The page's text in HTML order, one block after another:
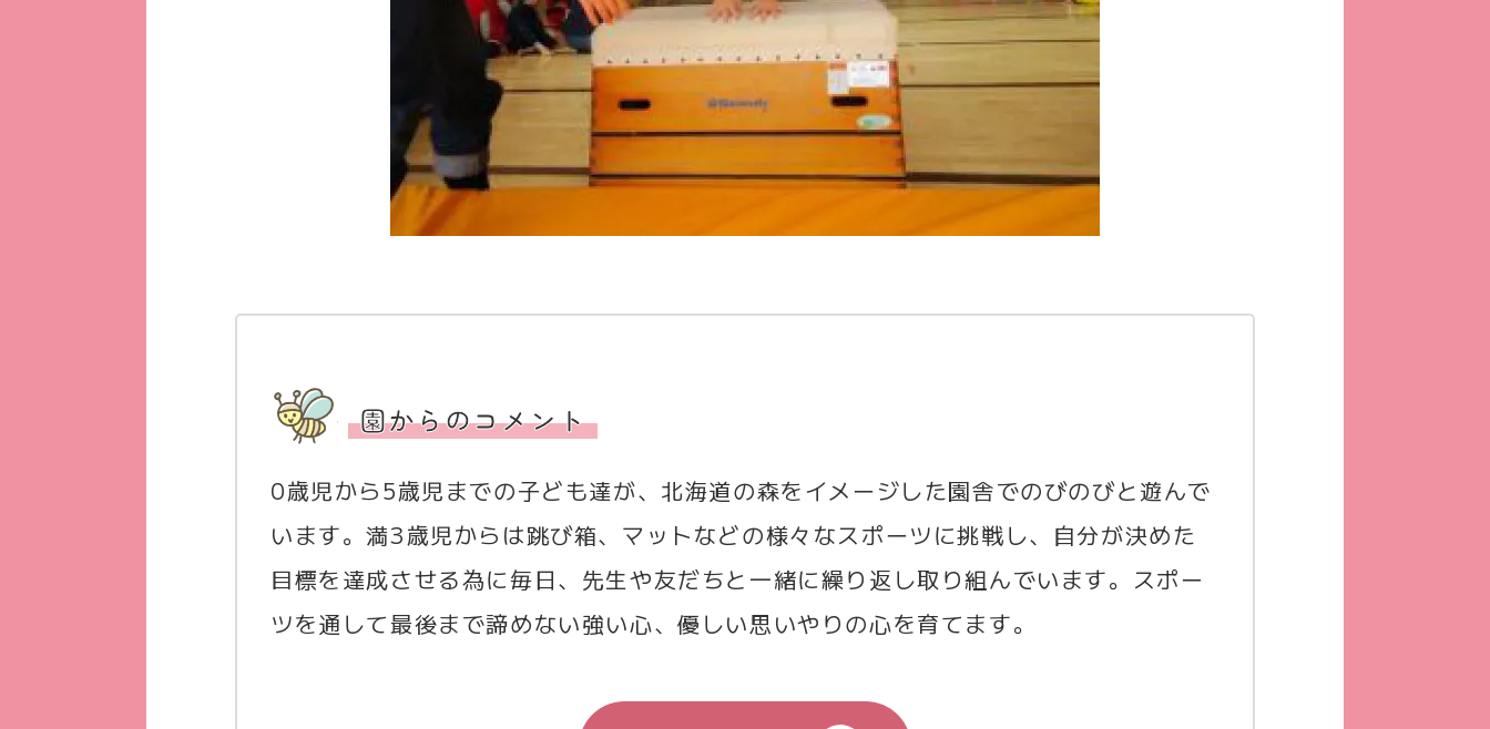
園からのコメント
0歳児から5歳児までの子ども達が、北海道の森をイメージした園舎でのびのびと遊んで
います。満3歳児からは跳び箱、マットなどの様々なスポーツに挑戦し、自分が決めた
目標を達成させる為に毎日、先生や友だちと一緒に繰り返し取り組んでいます。スポー
ツを通して最後まで諦めない強い心、優しい思いやりの心を育てます。